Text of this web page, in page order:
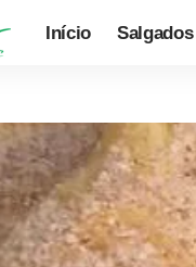
Início Salgados